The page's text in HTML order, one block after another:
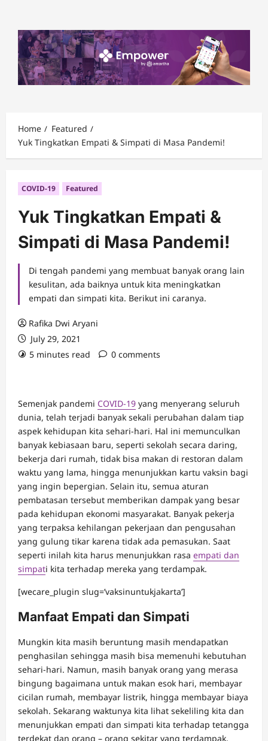
content
Home
Featured
Yuk Tingkatkan Empati & Simpati di Masa Pandemi!
COVID-19 Featured
Yuk Tingkatkan Empati &
Simpati di Masa Pandemi!
Di tengah pandemi yang membuat banyak orang lain
kesulitan, ada baiknya untuk kita meningkatkan
empati dan simpati kita. Berikut ini caranya.
Rafika Dwi Aryani
July 29, 2021
5 minutes read
0 comments
Semenjak pandemi COVID-19 yang menyerang seluruh
dunia, telah terjadi banyak sekali perubahan dalam tiap
aspek kehidupan kita sehari-hari. Hal ini memunculkan
banyak kebiasaan baru, seperti sekolah secara daring,
bekerja dari rumah, tidak bisa makan di restoran dalam
waktu yang lama, hingga menunjukkan kartu vaksin bagi
yang ingin bepergian. Selain itu, semua aturan
pembatasan tersebut memberikan dampak yang besar
pada kehidupan ekonomi masyarakat. Banyak pekerja
yang terpaksa kehilangan pekerjaan dan pengusahan
yang gulung tikar karena tidak ada pemasukan. Saat
seperti inilah kita harus menunjukkan rasa empati dan
simpati kita terhadap mereka yang terdampak.
[wecare_plugin slug=’vaksinuntukjakarta’]
Manfaat Empati dan Simpati
Mungkin kita masih beruntung masih mendapatkan
penghasilan sehingga masih bisa memenuhi kebutuhan
sehari-hari. Namun, masih banyak orang yang merasa
bingung bagaimana untuk makan esok hari, membayar
cicilan rumah, membayar listrik, hingga membayar biaya
sekolah. Sekarang waktunya kita lihat sekeliling kita dan
menunjukkan empati dan simpati kita terhadap tetangga
terdekat dan orang – orang sekitar yang terdampak.